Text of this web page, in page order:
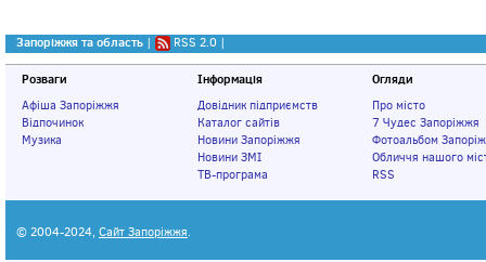
Запоріжжя та область | RSS 2.0 |
Розваги
Афіша Запоріжжя
Відпочинок
Музика
Інформація
Довідник підприємств
Каталог сайтів
Новини Запоріжжя
Новини ЗМІ
ТВ-програма
Огляди
Про місто
7 Чудес Запоріжжя
Фотоальбом
Обличчя нашого
RSS
© 2004-2024, Сайт Запоріжжя.